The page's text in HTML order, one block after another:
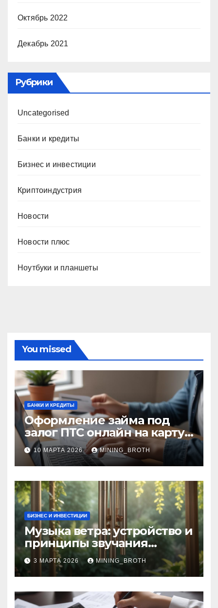
Октябрь 2022
Декабрь 2021
Рубрики
Uncategorised
Банки и кредиты
Бизнес и инвестиции
Криптоиндустрия
Новости
Новости плюс
Ноутбуки и планшеты
You missed
БАНКИ И КРЕДИТЫ
Оформление займа под
залог ПТС онлайн на карту
без визита в офис: порядок,
требования и документы
10 МАРТА 2026 MINING_BROTH
БИЗНЕС И ИНВЕСТИЦИИ
Музыка ветра: устройство и
принципы звучания
колокольчиков
3 МАРТА 2026 MINING_BROTH